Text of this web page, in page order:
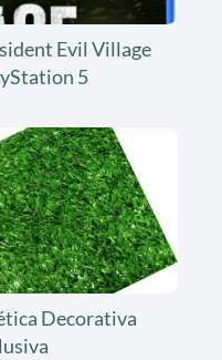
Evil Village
5
Decorativa